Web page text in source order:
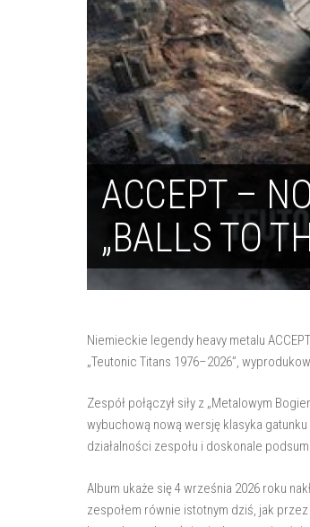
ACCEPT –
„BALLS TO
Niemieckie legendy heavy metalu
„Teutonic Titans 1976–2026”,
Zespół połączył siły z „Metalowym
wybuchową nową wersję klasyka
działalności zespołu i doskonale
Album ukaże się 4 września 2026 roku
zespołem równie istotnym dziś, jak